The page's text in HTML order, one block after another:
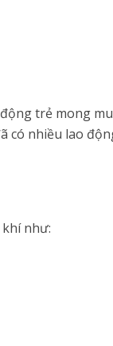
trẻ mong
có nhiều lao
như: